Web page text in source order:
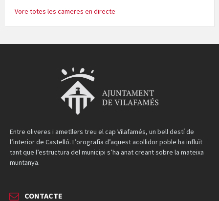
Vore totes les cameres en directe
Entre oliveres i ametllers treu el cap Vilafamés, un bell destí de
l’interior de Castelló. L’orografia d’aquest acollidor poble ha influït
tant que l’estructura del municipi s’ha anat creant sobre la mateixa
muntanya.
CONTACTE